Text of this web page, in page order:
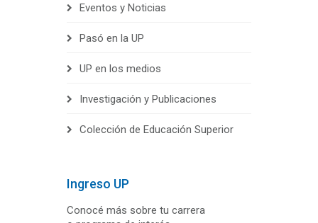
Eventos y Noticias
Pasó en la UP
UP en los medios
Investigación y Publicaciones
Colección de Educación Superior
Ingreso UP
Conocé más sobre tu carrera